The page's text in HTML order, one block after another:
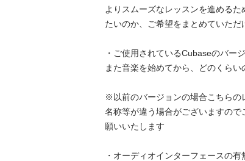
よりスムーズなレッスンを進める
たいのか、ご希望をまとめていただ
・ご使用されているCubaseのバー
また音楽を始めてから、どのくら
※以前のバージョンの場合こちらの
名称等が違う場合がございますの
願いいたします
・オーディオインターフェースの